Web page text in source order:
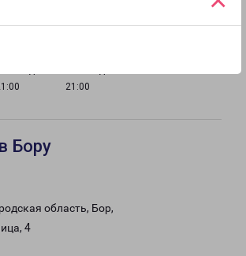
21:00
Бору
область, Бор,
4